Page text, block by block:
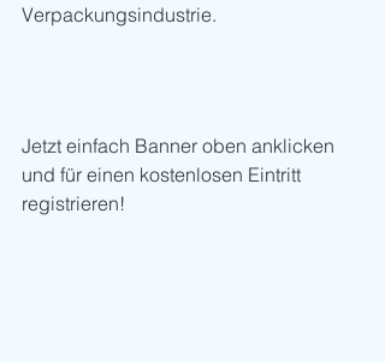
Verpackungsindustrie.
Jetzt einfach Banner oben anklicken
und für einen kostenlosen Eintritt
registrieren!